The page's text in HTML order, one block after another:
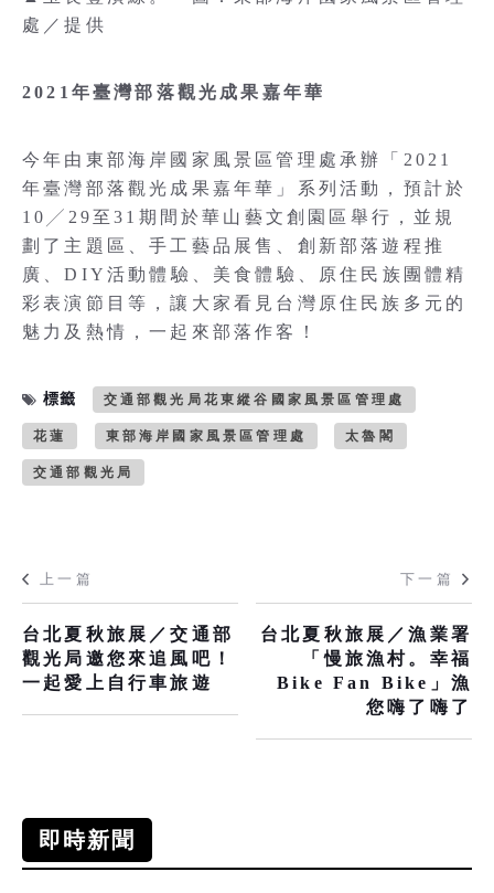
處／提供
2021年臺灣部落觀光成果嘉年華
今年由東部海岸國家風景區管理處承辦「2021
年臺灣部落觀光成果嘉年華」系列活動，預計於
10╱29至31期間於華山藝文創園區舉行，並規
劃了主題區、手工藝品展售、創新部落遊程推
廣、DIY活動體驗、美食體驗、原住民族團體精
彩表演節目等，讓大家看見台灣原住民族多元的
魅力及熱情，一起來部落作客！
標籤 交通部觀光局花東縱谷國家風景區管理處
花蓮 東部海岸國家風景區管理處 太魯閣
交通部觀光局
上一篇
台北夏秋旅展／交通部
觀光局邀您來追風吧！
一起愛上自行車旅遊
下一篇
台北夏秋旅展／漁業署
「慢旅漁村。幸福
Bike Fan Bike」漁
您嗨了嗨了
即時新聞